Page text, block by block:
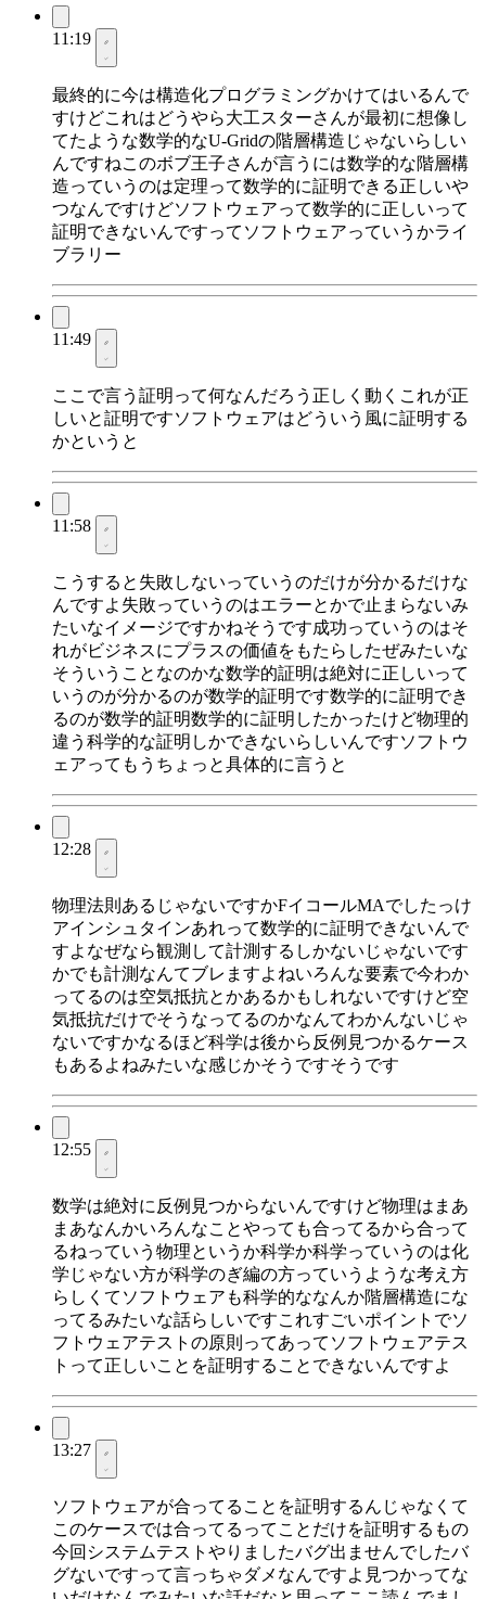
11:19
最終的に今は構造化プログラミングかけてはいるんで
すけどこれはどうやら大工スターさんが最初に想像し
てたような数学的なU-Gridの階層構造じゃないらしい
んですねこのボブ王子さんが言うには数学的な階層構
造っていうのは定理って数学的に証明できる正しいや
つなんですけどソフトウェアって数学的に正しいって
証明できないんですってソフトウェアっていうかライ
ブラリー
11:49
ここで言う証明って何なんだろう正しく動くこれが正
しいと証明ですソフトウェアはどういう風に証明する
かというと
11:58
こうすると失敗しないっていうのだけが分かるだけな
んですよ失敗っていうのはエラーとかで止まらないみ
たいなイメージですかねそうです成功っていうのはそ
れがビジネスにプラスの価値をもたらしたぜみたいな
そういうことなのかな数学的証明は絶対に正しいって
いうのが分かるのが数学的証明です数学的に証明でき
るのが数学的証明数学的に証明したかったけど物理的
違う科学的な証明しかできないらしいんですソフトウ
ェアってもうちょっと具体的に言うと
12:28
物理法則あるじゃないですかFイコールMAでしたっけ
アインシュタインあれって数学的に証明できないんで
すよなぜなら観測して計測するしかないじゃないです
かでも計測なんてブレますよねいろんな要素で今わか
ってるのは空気抵抗とかあるかもしれないですけど空
気抵抗だけでそうなってるのかなんてわかんないじゃ
ないですかなるほど科学は後から反例見つかるケース
もあるよねみたいな感じかそうですそうです
12:55
数学は絶対に反例見つからないんですけど物理はまあ
まあなんかいろんなことやっても合ってるから合って
るねっていう物理というか科学か科学っていうのは化
学じゃない方が科学のぎ編の方っていうような考え方
らしくてソフトウェアも科学的ななんか階層構造にな
ってるみたいな話らしいですこれすごいポイントでソ
フトウェアテストの原則ってあってソフトウェアテス
トって正しいことを証明することできないんですよ
13:27
ソフトウェアが合ってることを証明するんじゃなくて
このケースでは合ってるってことだけを証明するもの
今回システムテストやりましたバグ出ませんでしたバ
グないですって言っちゃダメなんですよ見つかってな